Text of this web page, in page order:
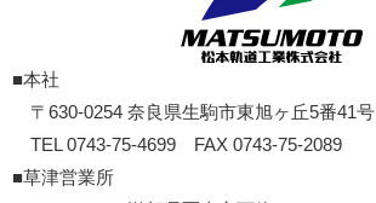
■本社
〒630-0254 奈良県生駒市東旭ヶ丘5番41号
TEL 0743-75-4699 FAX 0743-75-2089
■草津営業所